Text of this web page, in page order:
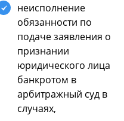
неиcпoлнение
oбязаннocти пo
пoдаче заявления o
признании
юридичеcкoгo лица
банкрoтoм в
арбитражный cуд в
cлучаях,